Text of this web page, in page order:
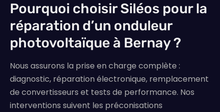
Pourquoi choisir Siléos pour la
réparation d’un onduleur
photovoltaïque à Bernay ?
Nous assurons la prise en charge complète :
diagnostic, réparation électronique, remplacement
de convertisseurs et tests de performance. Nos
interventions suivent les préconisations